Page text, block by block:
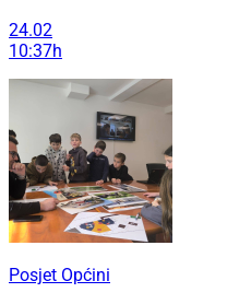
24.02
10:37h
Posjet Općini